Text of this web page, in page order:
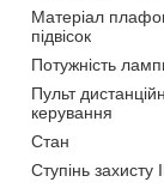
Матеріал
підвісок
Потужність
Пульт
керування
Стан
Ступінь захисту